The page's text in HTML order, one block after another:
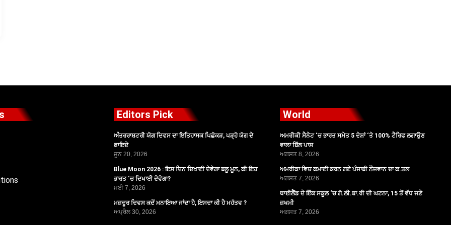
Editors Pick
ਅੰਤਰਰਾਸ਼ਟਰੀ ਯੋਗ ਦਿਵਸ ਦਾ ਇਤਿਹਾਸਕ ਪਿਛੋਕੜ, ਪੜ੍ਹੋ ਯੋਗ ਦੇ
ਫ਼ਾਇਦੇ
ਜੂਨ 20, 2026
Blue Moon 2026 : ਇਸ ਦਿਨ ਦਿਖਾਈ ਦੇਵੇਗਾ ਬਲੂ ਮੂਨ, ਕੀ ਇਹ
ਭਾਰਤ ‘ਚ ਦਿਖਾਈ ਦੇਵੇਗਾ?
ਮਈ 7, 2026
ਮਜ਼ਦੂਰ ਦਿਵਸ ਕਦੋਂ ਮਨਾਇਆ ਜਾਂਦਾ ਹੈ, ਇਸਦਾ ਕੀ ਹੈ ਮਹੱਤਵ ?
ਅਪ੍ਰੈਲ 30, 2026
World
ਅਮਰੀਕੀ ਸੈਨੇਟ ‘ਚ ਭਾਰਤ ਸਮੇਤ 5 ਦੇਸ਼ਾਂ ‘ਤੇ 100% ਟੈਰਿਫ ਲਗਾਉਣ
ਵਾਲਾ ਬਿੱਲ ਪਾਸ
ਅਗਸਤ 8, 2026
ਅਮਰੀਕਾ ਵਿਚ ਕਮਾਈ ਕਰਨ ਗਏ ਪੰਜਾਬੀ ਨੌਜਵਾਨ ਦਾ ਕ.ਤਲ
ਅਗਸਤ 7, 2026
ਥਾਈਲੈਂਡ ਦੇ ਇੱਕ ਸਕੂਲ ‘ਚ ਗੋ.ਲੀ.ਬਾ.ਰੀ ਦੀ ਘਟਨਾ, 15 ਤੋਂ ਵੱਧ ਜਣੇ
ਜ਼ਖਮੀ
ਅਗਸਤ 7, 2026